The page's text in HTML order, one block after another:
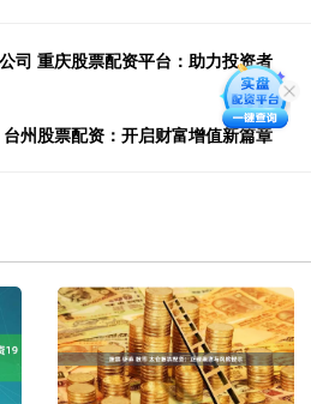
司 重庆股票配资平台：助力投资者
州股票配资：开启财富增值新篇章